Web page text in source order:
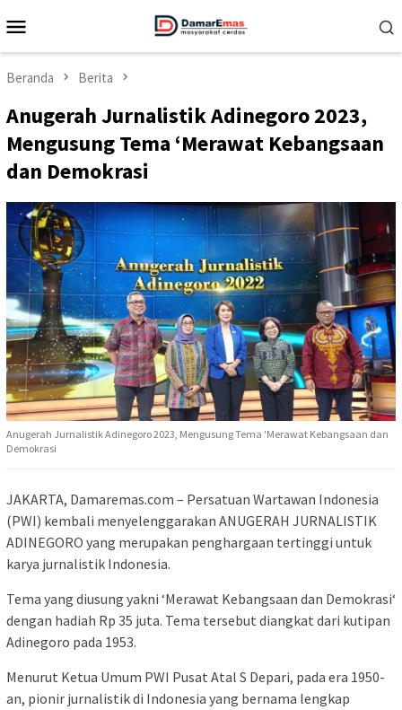
ke
Mobile
Beranda Berita
Anugerah Jurnalistik Adinegoro 2023,
Mengusung Tema ‘Merawat Kebangsaan
dan Demokrasi
Anugerah Jurnalistik Adinegoro 2023, Mengusung Tema 'Merawat Kebangsaan dan
Demokrasi
JAKARTA, Damaremas.com – Persatuan Wartawan Indonesia
(PWI) kembali menyelenggarakan ANUGERAH JURNALISTIK
ADINEGORO yang merupakan penghargaan tertinggi untuk
karya jurnalistik Indonesia.
Tema yang diusung yakni ‘Merawat Kebangsaan dan Demokrasi‘
dengan hadiah Rp 35 juta. Tema tersebut diangkat dari kutipan
Adinegoro pada 1953.
Menurut Ketua Umum PWI Pusat Atal S Depari, pada era 1950-
an, pionir jurnalistik di Indonesia yang bernama lengkap